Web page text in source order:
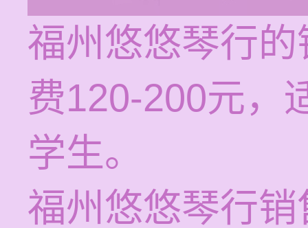
福州悠悠琴行
费120-200元，
学生。
福州悠悠琴行